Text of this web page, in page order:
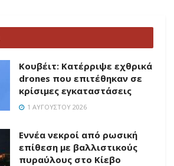
Κουβέιτ: Κατέρριψε εχθρικά
drones που επιτέθηκαν σε
κρίσιμες εγκαταστάσεις
1 ΑΥΓΟΎΣΤΟΥ 2026
Εννέα νεκροί από ρωσική
επίθεση με βαλλιστικούς
πυραύλους στο Κίεβο